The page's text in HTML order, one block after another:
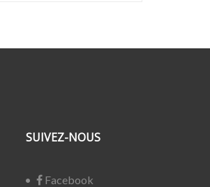
SUIVEZ-NOUS
Facebook